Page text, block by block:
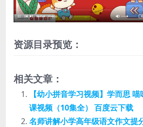
资源目录预览：
相关文章：
【幼小拼音学习视频】学而思
课视频（10集全） 百度云下载
名师讲解小学高年级语文作文提